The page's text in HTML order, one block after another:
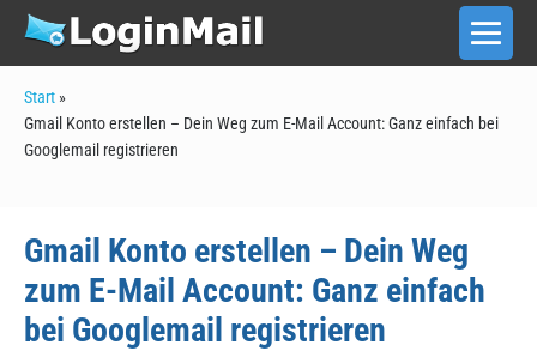
Zum
springen
Start »
Gmail Konto erstellen – Dein Weg zum E-Mail Account: Ganz einfach bei
Googlemail registrieren
Gmail Konto erstellen – Dein Weg
zum E-Mail Account: Ganz einfach
bei Googlemail registrieren